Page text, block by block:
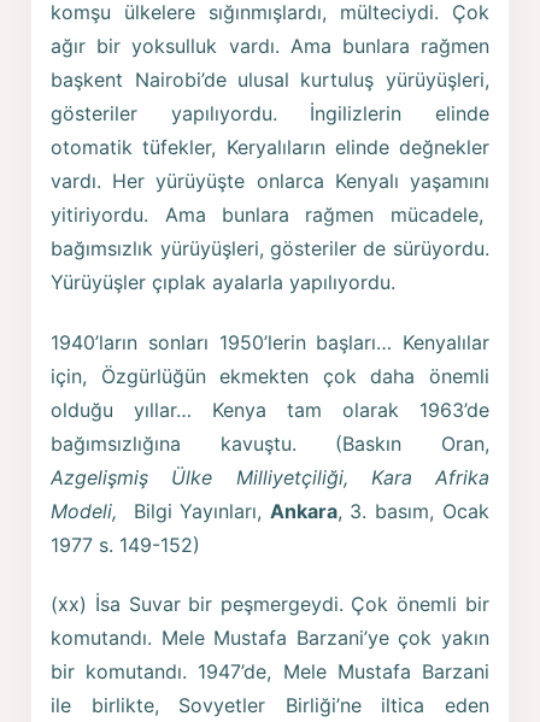
komşu ülkelere sığınmışlardı, mülteciydi. Çok
ağır bir yoksulluk vardı. Ama bunlara rağmen
başkent Nairobi’de ulusal kurtuluş yürüyüşleri,
gösteriler yapılıyordu. İngilizlerin elinde
otomatik tüfekler, Keryalıların elinde değnekler
vardı. Her yürüyüşte onlarca Kenyalı yaşamını
yitiriyordu. Ama bunlara rağmen mücadele,
bağımsızlık yürüyüşleri, gösteriler de sürüyordu.
Yürüyüşler çıplak ayalarla yapılıyordu.
1940’ların sonları 1950’lerin başları… Kenyalılar
için, Özgürlüğün ekmekten çok daha önemli
olduğu yıllar… Kenya tam olarak 1963’de
bağımsızlığına kavuştu. (Baskın Oran,
Azgelişmiş Ülke Milliyetçiliği, Kara Afrika
Modeli, Bilgi Yayınları, Ankara, 3. basım, Ocak
1977 s. 149-152)
(xx) İsa Suvar bir peşmergeydi. Çok önemli bir
komutandı. Mele Mustafa Barzani’ye çok yakın
bir komutandı. 1947’de, Mele Mustafa Barzani
ile birlikte, Sovyetler Birliği’ne iltica eden